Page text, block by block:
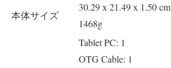
本体サイズ
30.29 x 21.49 x 1.50 cm
1468g
Tablet PC: 1
OTG Cable: 1